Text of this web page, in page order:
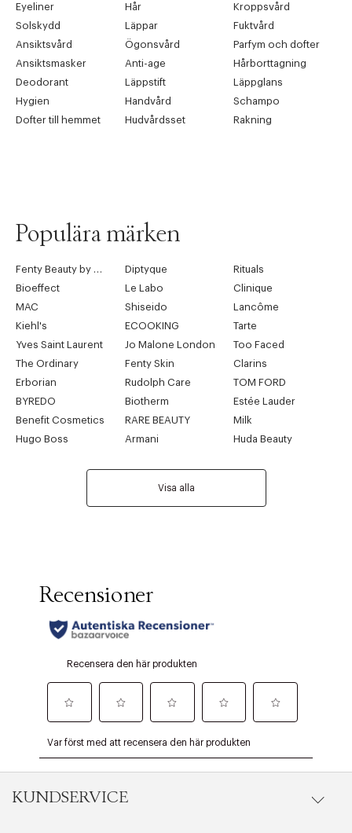
Eyeliner
Hår
Kroppsvård
Solskydd
Läppar
Fuktvård
Ansiktsvård
Ögonsvård
Parfym och dofter
Ansiktsmasker
Anti-age
Hårborttagning
Deodorant
Läppstift
Läppglans
Hygien
Handvård
Schampo
Dofter till hemmet
Hudvårdsset Rakning
Populära märken
Diptyque
Rituals
Bioeffect
Le Labo
Clinique
MAC
Shiseido
Lancôme
Kiehl's
ECOOKING
Tarte
Yves Saint Laurent
Jo Malone London
Too Faced
The Ordinary
Fenty Skin
Clarins
Erborian
Rudolph Care
TOM FORD
BYREDO
Biotherm
Estée Lauder
Benefit Cosmetics
RARE BEAUTY
Milk
Hugo Boss
Armani Huda Beauty
Visa alla
KUNDSERVICE